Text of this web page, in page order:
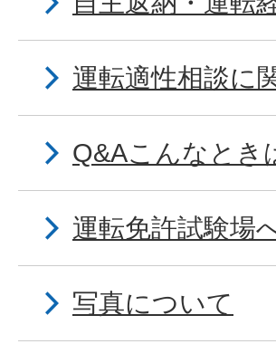
運転適性相談に
Q&Aこんなと
運転免許試験場
写真について